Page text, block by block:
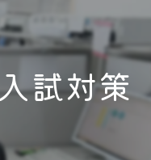
小学生
中学生
高校生
テスト対策
試対策